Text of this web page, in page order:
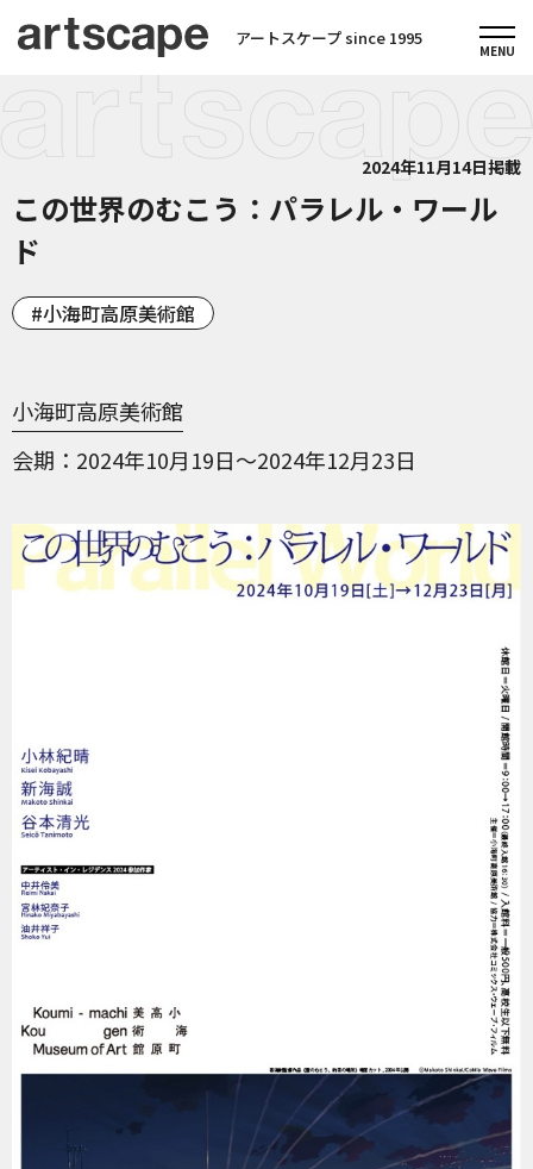
アートスケープ since 1995
2024年11月14日掲載
この世界のむこう：パラレル・ワール
ド
小海町高原美術館
小海町高原美術館
会期
2024年10月19日～2024年12月23日